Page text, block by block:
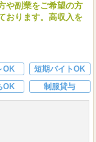
や副業をご希望の方
おります。高収入を
OK
短期バイトOK
OK 制服貸与